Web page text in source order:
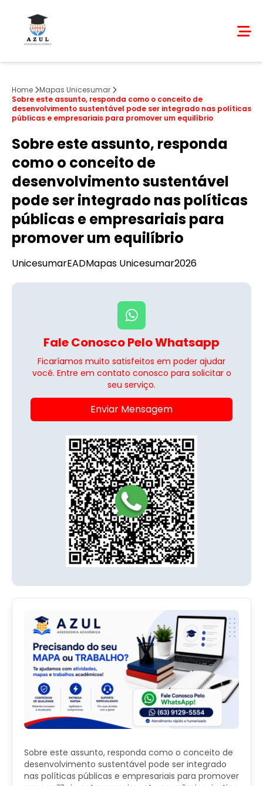
Home
Mapas Unicesumar
Sobre este assunto, responda como o conceito de
desenvolvimento sustentável pode ser integrado nas políticas
públicas e empresariais para promover um equilíbrio
Sobre este assunto, responda
como o conceito de
desenvolvimento sustentável
pode ser integrado nas políticas
públicas e empresariais para
promover um equilíbrio
UnicesumarEADMapas Unicesumar2026
Fale Conosco Pelo Whatsapp
Ficaríamos muito satisfeitos em poder ajudar
você. Entre em contato conosco para solicitar o
seu serviço.
Enviar Mensagem
Sobre este assunto, responda como o conceito de
desenvolvimento sustentável pode ser integrado
nas políticas públicas e empresariais para promover